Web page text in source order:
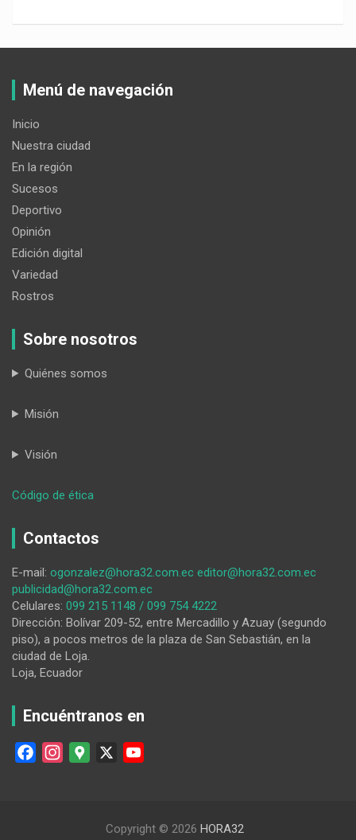
Menú de navegación
Inicio
Nuestra ciudad
En la región
Sucesos
Deportivo
Opinión
Edición digital
Variedad
Rostros
Sobre nosotros
Quiénes somos
Misión
Visión
Código de ética
Contactos
E-mail: ogonzalez@hora32.com.ec editor@hora32.com.ec
publicidad@hora32.com.ec
Celulares: 099 215 1148 / 099 754 4222
Dirección: Bolívar 209-52, entre Mercadillo y Azuay (segundo
piso), a pocos metros de la plaza de San Sebastián, en la
ciudad de Loja.
Loja, Ecuador
Encuéntranos en
u
Copyright © 2026 HORA32